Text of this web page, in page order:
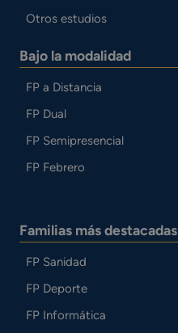
Otros estudios
Bajo la modalidad
FP a Distancia
FP Dual
FP Semipresencial
FP Febrero
Familias más destacadas
FP Sanidad
FP Deporte
FP Informática